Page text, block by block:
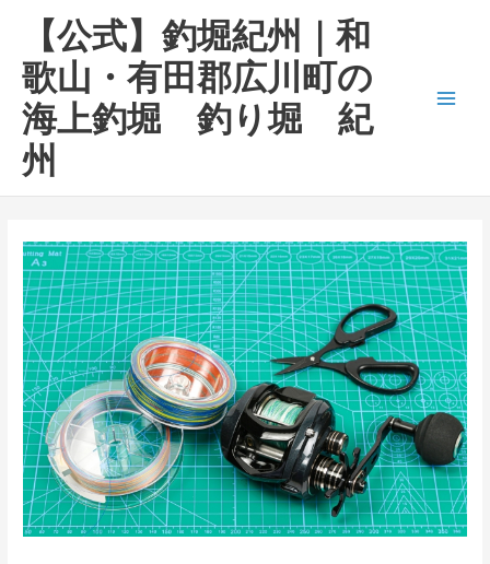
【公式】釣堀紀州｜和
歌山・有田郡広川町の
海上釣堀 釣り堀 紀
州